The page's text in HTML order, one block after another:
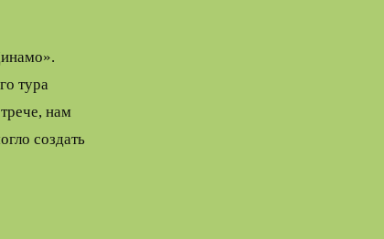
тура
нам
создать